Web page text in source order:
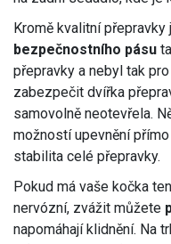
Kromě kvalitní
bezpečnostního pásu
přepravky a nebyl tak
zabezpečit dvířka
samovolně neotevřela.
možností upevnění
stabilita celé přepravky.
Pokud má vaše kočka
nervózní, zvážit můžete
napomáhají klidnění. Na